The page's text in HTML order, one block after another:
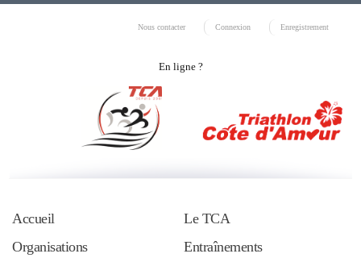
Nous contacter Connexion Enregistrement
En ligne ?
Accueil
Le TCA
Organisations
Entraînements